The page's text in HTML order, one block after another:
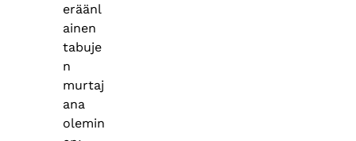
eräänl
ainen
tabuje
n
murtaj
ana
olemin